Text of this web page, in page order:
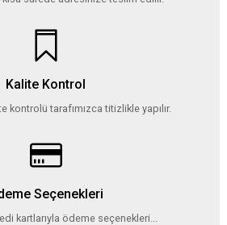
Kalite Kontrol
kontrolü tarafımızca titizlikle yapılır.
Seçenekleri
kartlarıyla ödeme seçenekleri...